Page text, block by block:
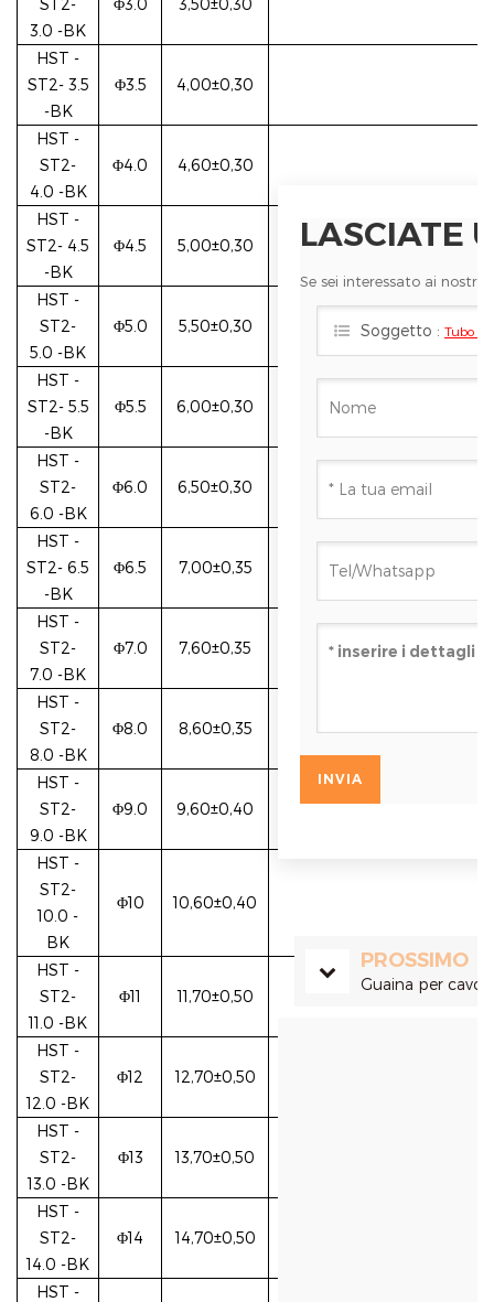
3.0 -BK
HST -
ST2- 3.5
-BK
Φ3.5 4,00±0,30
HST -
ST2-
4.0 -BK
Φ4.0 4,60±0,30
HST -
ST2- 4.5
-BK
Φ4.5 5,00±0,30
HST -
ST2-
5.0 -BK
Φ5.0 5,50±0,30
HST -
ST2- 5.5
-BK
Φ5.5 6,00±0,30
HST -
ST2-
6.0 -BK
Φ6.0 6,50±0,30
HST -
ST2- 6.5
-BK
Φ6.5 7,00±0,35
HST -
ST2-
7.0 -BK
Φ7.0 7,60±0,35
HST -
ST2-
8.0 -BK
Φ8.0 8,60±0,35
HST -
ST2-
9.0 -BK
Φ9.0 9,60±0,40
HST -
ST2-
10.0 -
BK
Φ10 10,60±0,40
HST -
ST2-
11.0 -BK
Φ11 11,70±0,50
HST -
ST2-
12.0 -BK
Φ12 12,70±0,50
HST -
ST2-
13.0 -BK
Φ13 13,70±0,50
HST -
ST2-
14.0 -BK
Φ14 14,70±0,50
HST -
LASCIATE
Se sei interessato ai nostri
Soggetto : Tubo
PROSSIMO
Guaina per cavo